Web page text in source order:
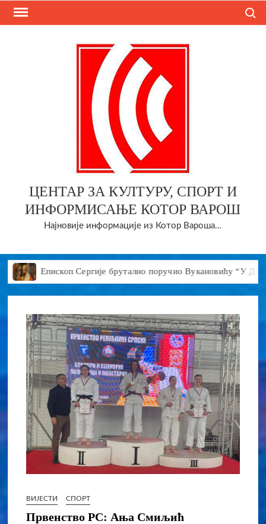
Skip
ЦЕНТАР ЗА КУЛТУРУ, СПОРТ И
ИНФОРМИСАЊЕ КОТОР ВАРОШ
Најновије информације из Котор Вароша…
Сергије брутално поручио Вукановићу “У ДАНЕ
ВИЈЕСТИ СПОРТ
Првенство РС: Ања Смиљић